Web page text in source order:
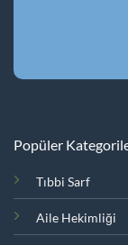
Popüler
Tıbbi Sarf
Aile Hekimliği